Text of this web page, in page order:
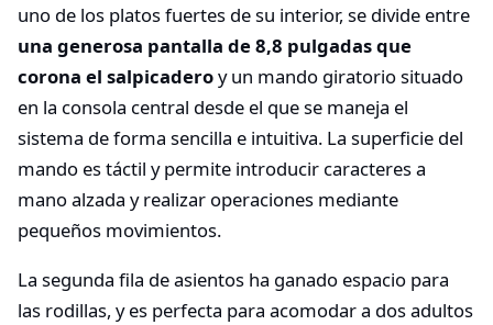
uno de los platos fuertes de su interior, se divide entre
una generosa pantalla de 8,8 pulgadas que
corona el salpicaderoy un mando giratorio situado
en la consola central desde el que se maneja el
sistema de forma sencilla e intuitiva. La superficie del
mando es táctil y permite introducir caracteres a
mano alzada y realizar operaciones mediante
pequeños movimientos.
La segunda fila de asientos ha ganado espacio para
las rodillas, y es perfecta para acomodar a dos adultos